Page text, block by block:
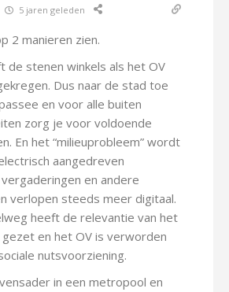
5 jaren geleden
2 manieren zien.
de stenen winkels als het OV
Dus naar de stad toe
en voor alle buiten
zorg je voor voldoende
En het “milieuprobleem” wordt
aangedreven
en andere
verlopen steeds meer digitaal.
heeft de relevantie van het
en het OV is verworden
nutsvoorziening.
in een metropool en